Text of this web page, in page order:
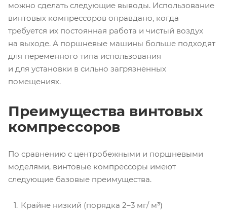
можно сделать следующие выводы. Использование
винтовых компрессоров оправдано, когда
требуется их постоянная работа и чистый воздух
на выходе. А поршневые машины больше подходят
для переменного типа использования
и для установки в сильно загрязненных
помещениях.
Преимущества винтовых
компрессоров
По сравнению с центробежными и поршневыми
моделями, винтовые компрессоры имеют
следующие базовые преимущества.
Крайне низкий (порядка 2–3 мг/ м³)